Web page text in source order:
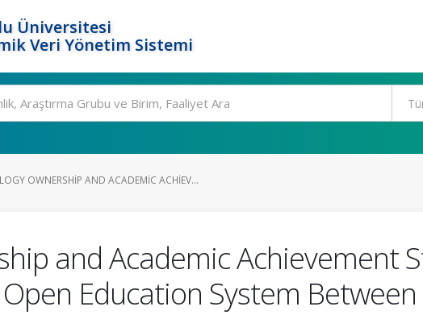
Üniversitesi
Veri Yönetim Sistemi
OWNERSHIP AND ACADEMIC ACHIEV...
and Academic Achievement
Education System